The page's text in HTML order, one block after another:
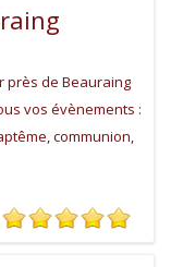
près de Beauraing
vos évènements :
communion,